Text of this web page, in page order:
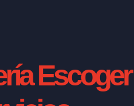
Escoger